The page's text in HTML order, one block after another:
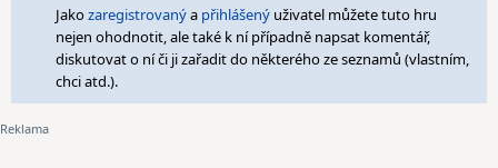
Jakozaregistrovanýa přihlášený uživatel můžete tuto hru
nejen ohodnotit, ale také k ní případně napsat komentář,
diskutovat o ní či ji zařadit do některého ze seznamů (vlastním,
chci atd.).